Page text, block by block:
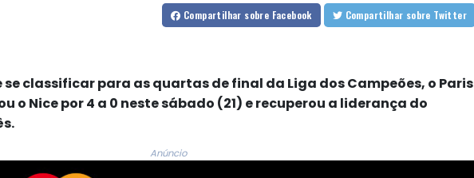
Compartilhar sobre Facebook Compartilhar sobre Twitter
se classificar para as quartas de final da Liga dos Campeões, o Paris
o Nice por 4 a 0 neste sábado (21) e recuperou a liderança do
Anúncio